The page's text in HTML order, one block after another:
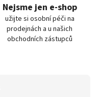
Nejsme jen e-shop
užijte si osobní péči na
prodejnách a u našich
obchodních zástupců